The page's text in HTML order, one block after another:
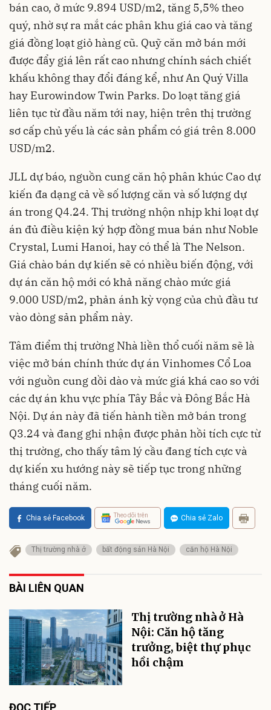
bán cao, ở mức 9.894 USD/m2, tăng 5,5% theo
quý, nhờ sự ra mắt các phân khu giá cao và tăng
giá đồng loạt giỏ hàng cũ. Quỹ căn mở bán mới
được đẩy giá lên rất cao nhưng chính sách chiết
khấu không thay đổi đáng kể, như An Quý Villa
hay Eurowindow Twin Parks. Do loạt tăng giá
liên tục từ đầu năm tới nay, hiện trên thị trường
sơ cấp chủ yếu là các sản phẩm có giá trên 8.000
USD/m2.
JLL dự báo, nguồn cung căn hộ phân khúc Cao dự
kiến đa dạng cả về số lượng căn và số lượng dự
án trong Q4.24. Thị trường nhộn nhịp khi loạt dự
án đủ điều kiện ký hợp đồng mua bán như Noble
Crystal, Lumi Hanoi, hay có thể là The Nelson.
Giá chào bán dự kiến sẽ có nhiều biến động, với
dự án căn hộ mới có khả năng chào mức giá
9.000 USD/m2, phản ánh kỳ vọng của chủ đầu tư
vào dòng sản phẩm này.
Tâm điểm thị trường Nhà liền thổ cuối năm sẽ là
việc mở bán chính thức dự án Vinhomes Cổ Loa
với nguồn cung dồi dào và mức giá khá cao so với
các dự án khu vực phía Tây Bắc và Đông Bắc Hà
Nội. Dự án này đã tiến hành tiền mở bán trong
Q3.24 và đang ghi nhận được phản hồi tích cực từ
thị trường, cho thấy tâm lý cầu đang tích cực và
dự kiến xu hướng này sẽ tiếp tục trong những
tháng cuối năm.
Chia sẻ Facebook Theo dõi trên Chia sẻ Zalo
Thị trường nhà ở bất động sản Hà Nội căn hộ Hà Nội
BÀI LIÊN QUAN
Thị trường nhà ở Hà
Nội: Căn hộ tăng
trưởng, biệt thự phục
hồi chậm
ĐỌC TIẾP